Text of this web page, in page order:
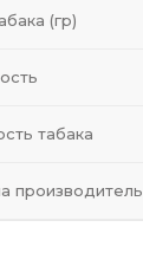
(гр)
табака
производитель